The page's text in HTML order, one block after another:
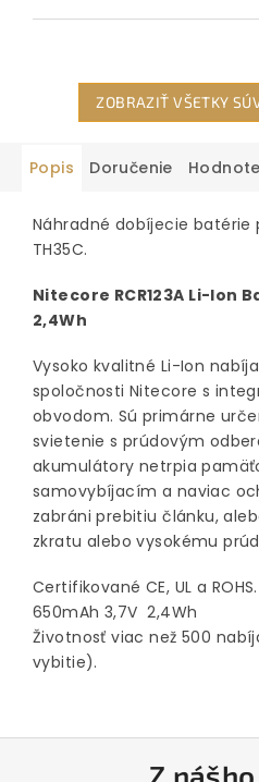
ZOBRAZIŤ VŠETKY
Popis Doručenie
Náhradné dobíjecie batérie
TH35C.
Nitecore RCR123A Li-Ion
2,4Wh
Vysoko kvalitné Li-Ion
spoločnosti Nitecore s
obvodom. Sú primárne
svietenie s prúdovým
akumulátory netrpia
samovybíjacím a naviac
zabráni prebitiu článku,
zkratu alebo vysokému
Certifikované CE, UL a ROHS.
650mAh 3,7V 2,4Wh
Životnosť viac než 500
vybitie).